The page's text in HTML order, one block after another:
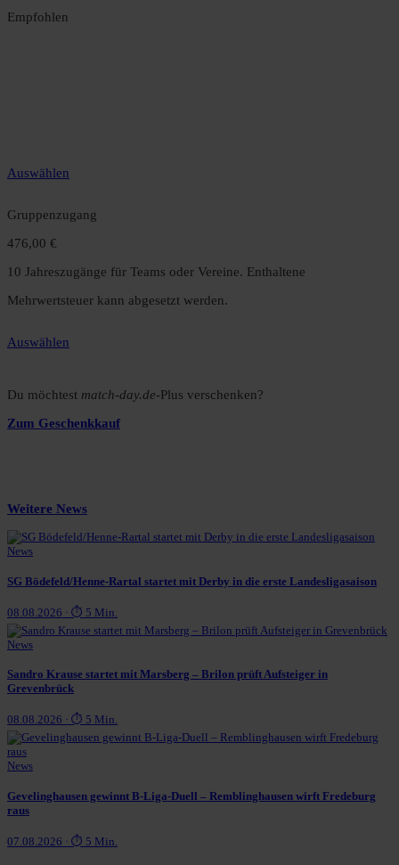
Empfohlen
Auswählen
Gruppenzugang
476,00 €
10 Jahreszugänge für Teams oder Vereine. Enthaltene
Mehrwertsteuer kann abgesetzt werden.
Auswählen
Du möchtest match-day.de-Plus verschenken?
Zum Geschenkkauf
Weitere News
News
SG Bödefeld/Henne-Rartal startet mit Derby in die erste Landesligasaison
08.08.2026 · ⏱ 5 Min.
News
Sandro Krause startet mit Marsberg – Brilon prüft Aufsteiger in
Grevenbrück
08.08.2026 · ⏱ 5 Min.
News
Gevelinghausen gewinnt B-Liga-Duell – Remblinghausen wirft Fredeburg
raus
07.08.2026 · ⏱ 5 Min.